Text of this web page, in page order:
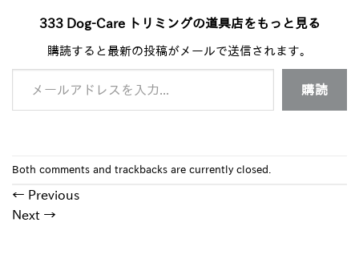
333 Dog-Care トリミングの道具店をもっと見る
購読すると最新の投稿がメールで送信されます。
メールアドレスを入力...
購読
Both comments and trackbacks are currently closed.
← Previous
Next →